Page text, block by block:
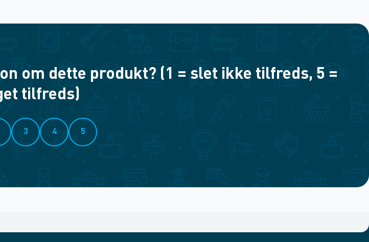
om dette produkt? (1 = slet ikke tilfreds, 5 =
tilfreds)
3 4 5